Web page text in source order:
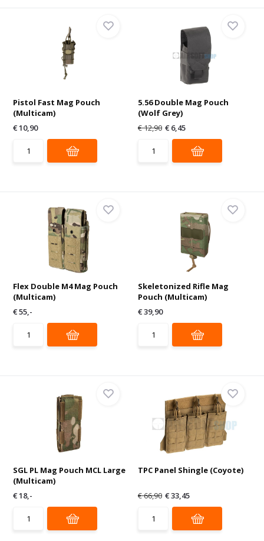
Pistol Fast Mag Pouch
(Multicam)
€ 10,90
5.56 Double Mag Pouch
(Wolf Grey)
€ 12,90 € 6,45
Flex Double M4 Mag Pouch
(Multicam)
€ 55,-
Skeletonized Rifle Mag
Pouch (Multicam)
€ 39,90
SGL PL Mag Pouch MCL Large
(Multicam)
€ 18,-
TPC Panel Shingle (Coyote)
€ 66,90 € 33,45